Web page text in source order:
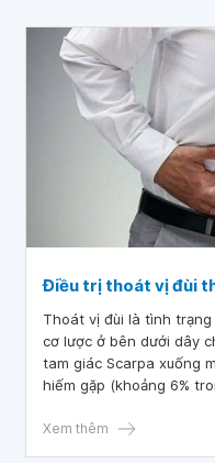
Điều trị thoát vị đùi
Thoát vị đùi là tình
cơ lược ở bên dưới dây
tam giác Scarpa xuống mặt trước
hiếm gặp (khoảng 6%
Xem thêm